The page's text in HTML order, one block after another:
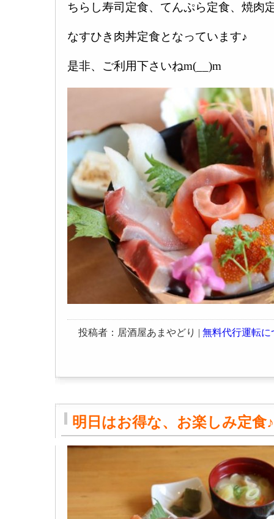
ちらし寿司定食、てんぷら定食、焼肉
なすひき肉丼定食となっています♪
是非、ご利用下さいねm(__)m
投稿者：居酒屋あまやどり | 無料代行運転に
明日はお得な、お楽しみ定食♪